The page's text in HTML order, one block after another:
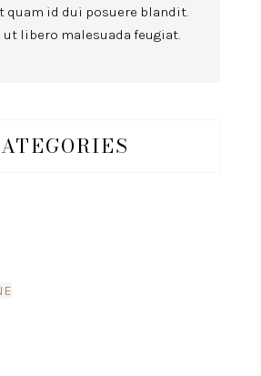
quam id dui posuere blandit.
libero malesuada feugiat.